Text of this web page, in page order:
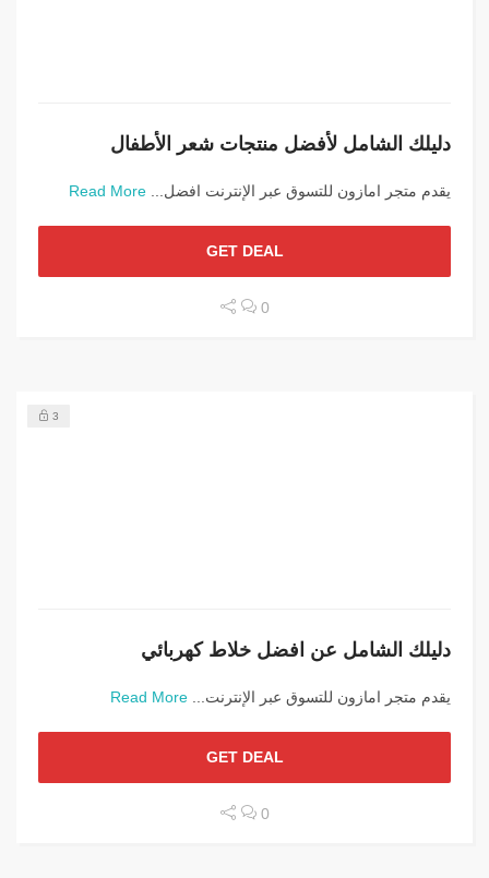
دليلك الشامل لأفضل منتجات شعر الأطفال
يقدم متجر امازون للتسوق عبر الإنترنت افضل... Read More
GET DEAL
0
3
دليلك الشامل عن افضل خلاط كهربائي
يقدم متجر امازون للتسوق عبر الإنترنت... Read More
GET DEAL
0